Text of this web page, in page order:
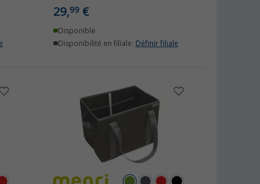
29,99 €
Disponible
Disponibilité en filiale: Définir filiale